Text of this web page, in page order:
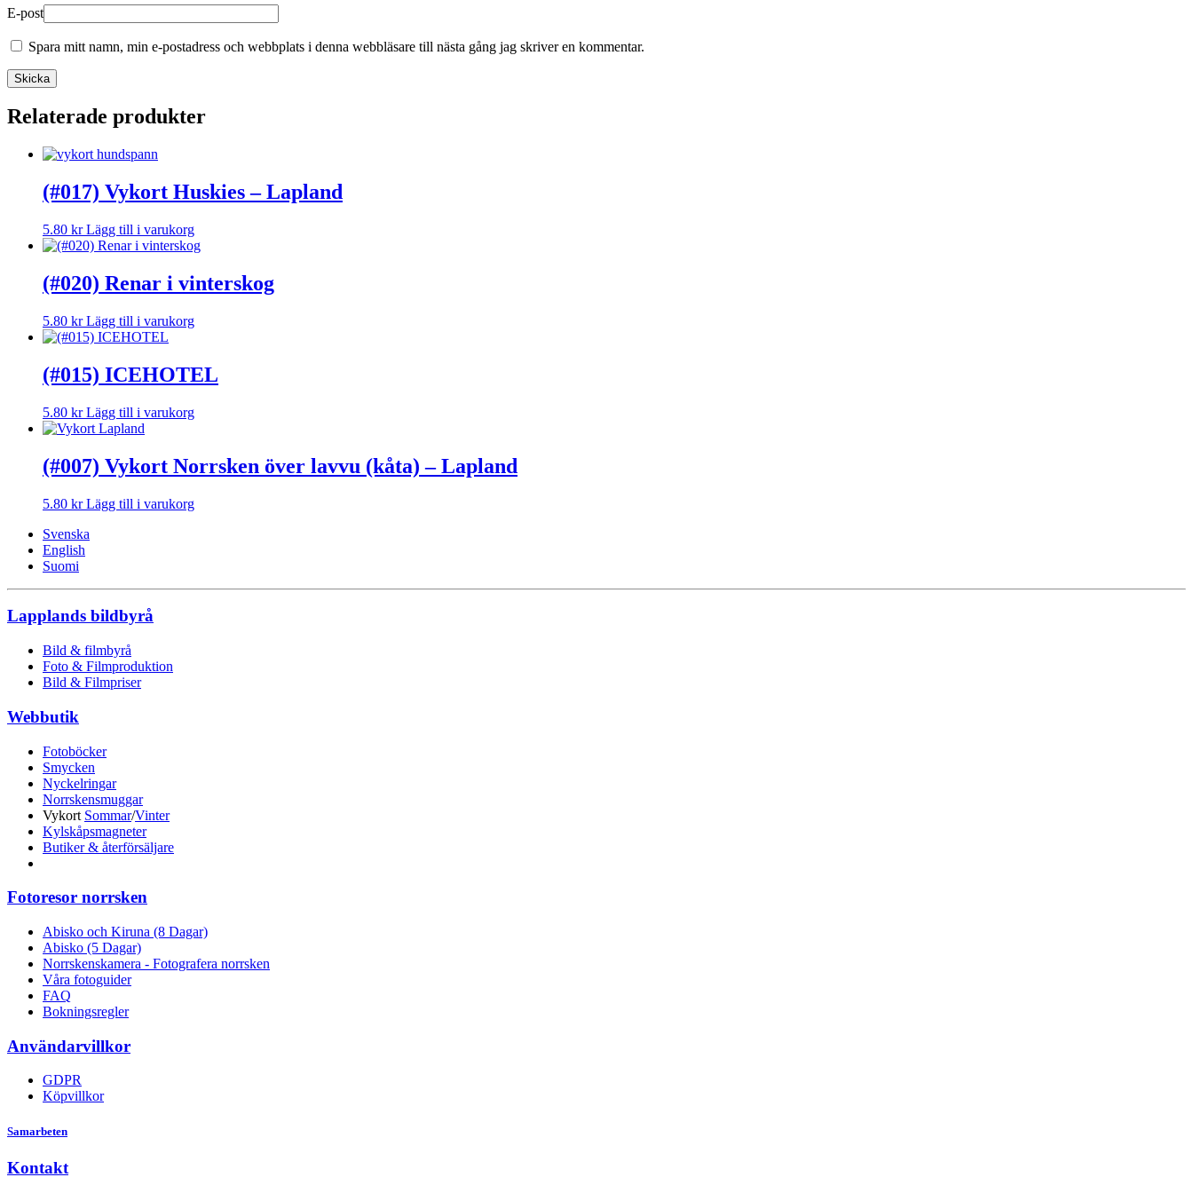
E-post
Spara mitt namn, min e-postadress och webbplats i denna webbläsare till nästa gång jag skriver en kommentar.
Relaterade produkter
(#017) Vykort Huskies – Lapland
5.80 kr Lägg till i varukorg
(#020) Renar i vinterskog
5.80 kr Lägg till i varukorg
(#015) ICEHOTEL
5.80 kr Lägg till i varukorg
(#007) Vykort Norrsken över lavvu (kåta) – Lapland
5.80 kr Lägg till i varukorg
Svenska
English
Suomi
Lapplands bildbyrå
Bild & filmbyrå
Foto & Filmproduktion
Bild & Filmpriser
Webbutik
Fotoböcker
Smycken
Nyckelringar
Norrskensmuggar
Vykort Sommar/Vinter
Kylskåpsmagneter
Butiker & återförsäljare
Fotoresor norrsken
Abisko och Kiruna (8 Dagar)
Abisko (5 Dagar)
Norrskenskamera - Fotografera norrsken
Våra fotoguider
FAQ
Bokningsregler
Användarvillkor
GDPR
Köpvillkor
Samarbeten
Kontakt